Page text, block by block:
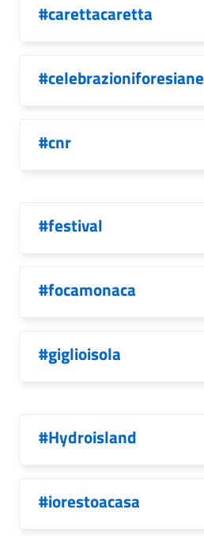
#carettacaretta
#celebrazioniforesiane
#cnr
#festival
#focamonaca
#giglioisola
#Hydroisland
#iorestoacasa